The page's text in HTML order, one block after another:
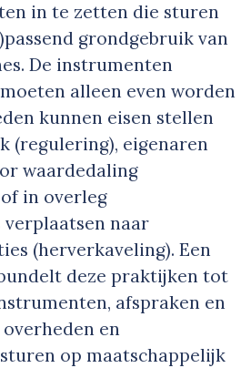
in te zetten die sturen
grondgebruik van
De instrumenten
alleen even worden
kunnen eisen stellen
(regulering), eigenaren
waardedaling
in overleg
naar
(herverkaveling). Een
bundelt deze praktijken tot
afspraken en
en
op maatschappelijk